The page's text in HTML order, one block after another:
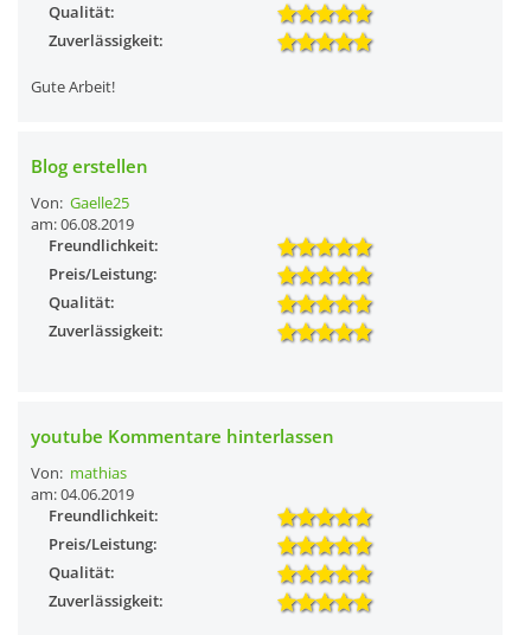
Qualität:
Zuverlässigkeit:
Gute Arbeit!
Blog erstellen
Von: Gaelle25
am: 06.08.2019
Freundlichkeit:
Preis/Leistung:
Qualität:
Zuverlässigkeit:
youtube Kommentare hinterlassen
Von: mathias
am: 04.06.2019
Freundlichkeit:
Preis/Leistung:
Qualität:
Zuverlässigkeit: